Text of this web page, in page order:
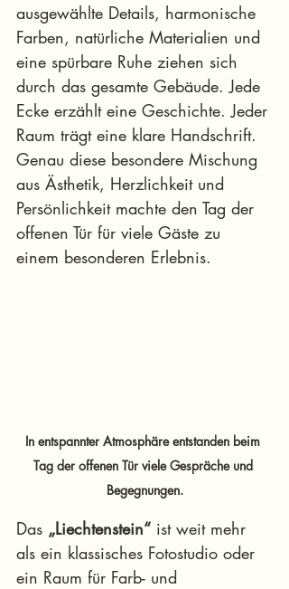
ausgewählte Details, harmonische
Farben, natürliche Materialien und
eine spürbare Ruhe ziehen sich
durch das gesamte Gebäude. Jede
Ecke erzählt eine Geschichte. Jeder
Raum trägt eine klare Handschrift.
Genau diese besondere Mischung
aus Ästhetik, Herzlichkeit und
Persönlichkeit machte den Tag der
offenen Tür für viele Gäste zu
einem besonderen Erlebnis.
In entspannter Atmosphäre entstanden beim
Tag der offenen Tür viele Gespräche und
Begegnungen.
Das „Liechtenstein“ ist weit mehr
als ein klassisches Fotostudio oder
ein Raum für Farb- und